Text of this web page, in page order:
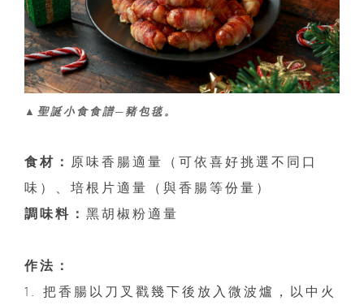
▲聖誕小食食譜─豬包毯。
食材：
原味香腸適量（可依喜好挑選不同口
味）、培根片適量（與香腸等份量）
調味料： 黑胡椒粉適量
作法：
1. 把香腸以刀叉戳幾下後放入微波爐，以中火